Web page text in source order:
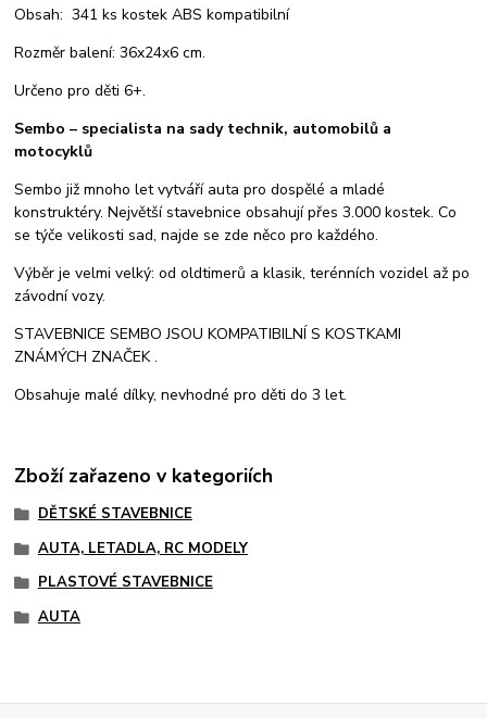
Obsah: 341 ks kostek ABS kompatibilní
Rozměr balení: 36x24x6 cm.
Určeno pro děti 6+.
Sembo – specialista na sady technik, automobilů a
motocyklů
Sembo již mnoho let vytváří auta pro dospělé a mladé
konstruktéry. Největší stavebnice obsahují přes 3.000 kostek. Co
se týče velikosti sad, najde se zde něco pro každého.
Výběr je velmi velký: od oldtimerů a klasik, terénních vozidel až po
závodní vozy.
STAVEBNICE SEMBO JSOU KOMPATIBILNÍ S KOSTKAMI
ZNÁMÝCH ZNAČEK .
Obsahuje malé dílky, nevhodné pro děti do 3 let.
Zboží zařazeno v kategoriích
DĚTSKÉ STAVEBNICE
AUTA, LETADLA, RC MODELY
PLASTOVÉ STAVEBNICE
AUTA